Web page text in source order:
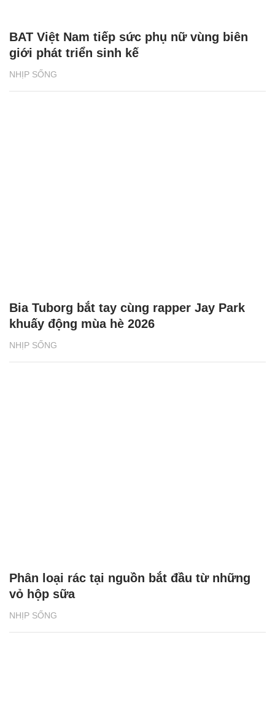
NHỊP SỐNG
BAT Việt Nam tiếp sức phụ nữ vùng biên
giới phát triển sinh kế
NHỊP SỐNG
Bia Tuborg bắt tay cùng rapper Jay Park
khuấy động mùa hè 2026
NHỊP SỐNG
Phân loại rác tại nguồn bắt đầu từ những
vỏ hộp sữa